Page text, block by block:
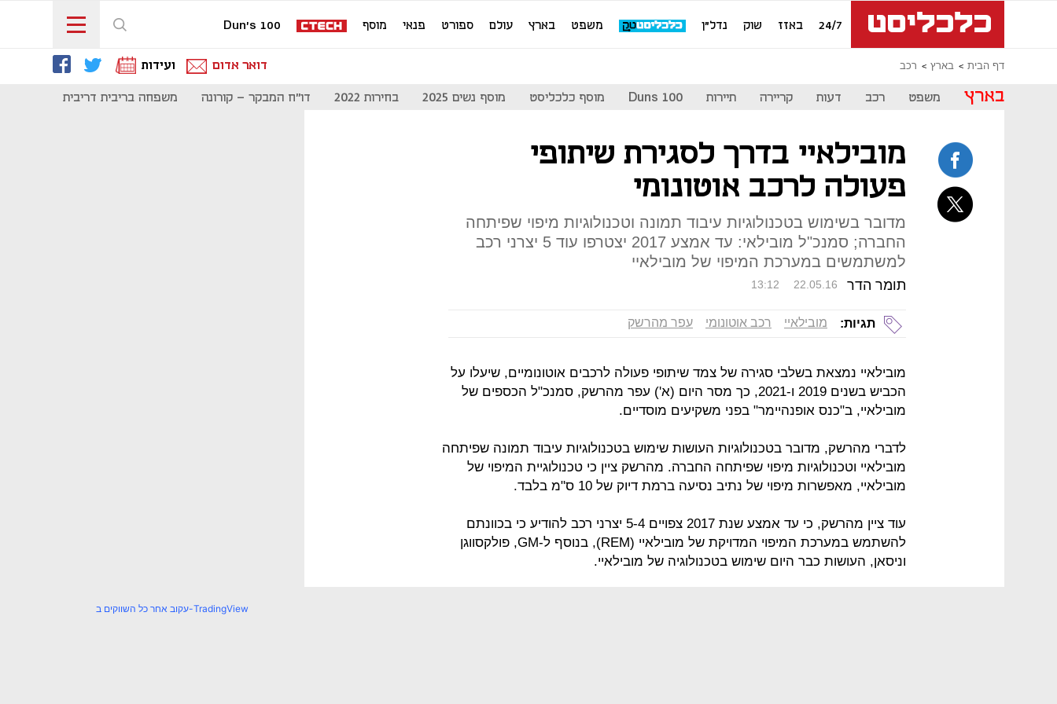
24/7 באזז שוק נדל"ן משפט בארץ עולם ספורט פנאי מוסף Dun's 100
דף הבית בארץ רכב דואר אדום ועידות
בארץ משפט רכב דעות קריירה תיירות Duns 100 מוסף כלכליסט מוסף נשים 2025 בחירות 2022 דו"ח המבקר - קורונה משפחה בריבית דריבית
מובילאיי בדרך לסגירת שיתופי
פעולה לרכב אוטונומי
מדובר בשימוש בטכנולוגיות עיבוד תמונה וטכנולוגיות מיפוי שפיתחה
החברה; סמנכ"ל מובילאי: עד אמצע 2017 יצטרפו עוד 5 יצרני רכב
למשתמשים במערכת המיפוי של מובילאיי
תומר הדר 13:12 22.05.16
תגיות: מובילאיי רכב אוטונומי עפר מהרשק
מובילאיי נמצאת בשלבי סגירה של צמד שיתופי פעולה לרכבים אוטונומיים, שיעלו על
הכביש בשנים 2019 ו-2021, כך מסר היום (א') עפר מהרשק, סמנכ"ל הכספים של
מובילאיי, ב"כנס אופנהיימר" בפני משקיעים מוסדיים.
לדברי מהרשק, מדובר בטכנולוגיות העושות שימוש בטכנולוגיות עיבוד תמונה שפיתחה
מובילאיי וטכנולוגיות מיפוי שפיתחה החברה. מהרשק ציין כי טכנולוגיית המיפוי של
מובילאיי, מאפשרות מיפוי של נתיב נסיעה ברמת דיוק של 10 ס"מ בלבד.
עוד ציין מהרשק, כי עד אמצע שנת 2017 צפויים 5-4 יצרני רכב להודיע כי בכוונתם
להשתמש במערכת המיפוי המדויקת של מובילאיי (REM), בנוסף ל-GM, פולקסווגן
וניסאן, העושות כבר היום שימוש בטכנולוגיה של מובילאיי.
עקוב אחר כל השווקים ב-TradingView